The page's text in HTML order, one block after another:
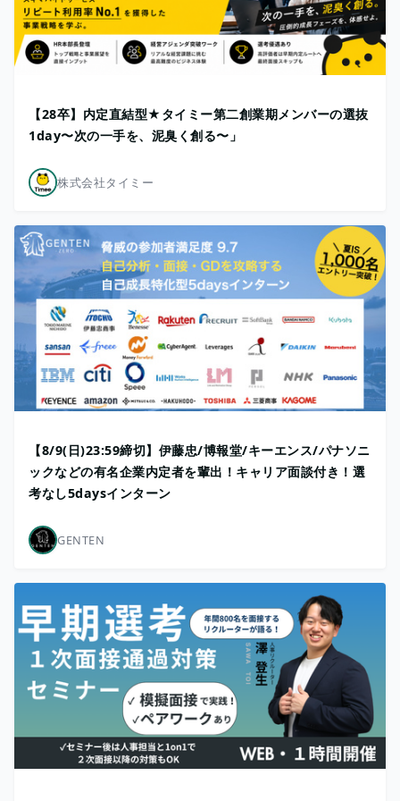
【28卒】内定直結型★タイミー第二創業期メンバーの選抜
1day〜次の一手を、泥臭く創る〜」
株式会社タイミー
【8/9(日)23:59締切】伊藤忠/博報堂/キーエンス/パナソニ
ックなどの有名企業内定者を輩出！キャリア面談付き！選
考なし5daysインターン
GENTEN